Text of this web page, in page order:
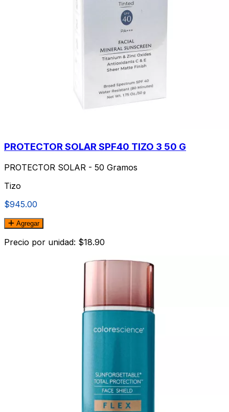
PROTECTOR SOLAR SPF40 TIZO 3 50 G
PROTECTOR SOLAR - 50 Gramos
Tizo
$945.00
Agregar
Precio por unidad: $18.90